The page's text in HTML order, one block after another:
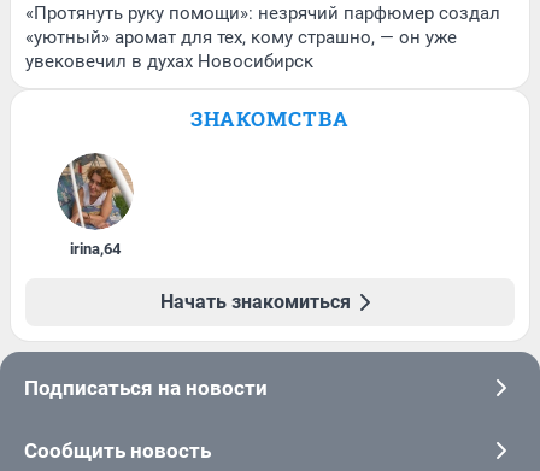
«Протянуть руку помощи»: незрячий парфюмер создал
«уютный» аромат для тех, кому страшно, — он уже
увековечил в духах Новосибирск
ЗНАКОМСТВА
irina,64
Начать знакомиться
Подписаться на новости
Сообщить новость